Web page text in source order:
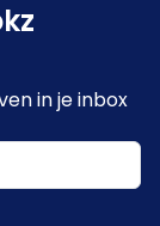
in je inbox